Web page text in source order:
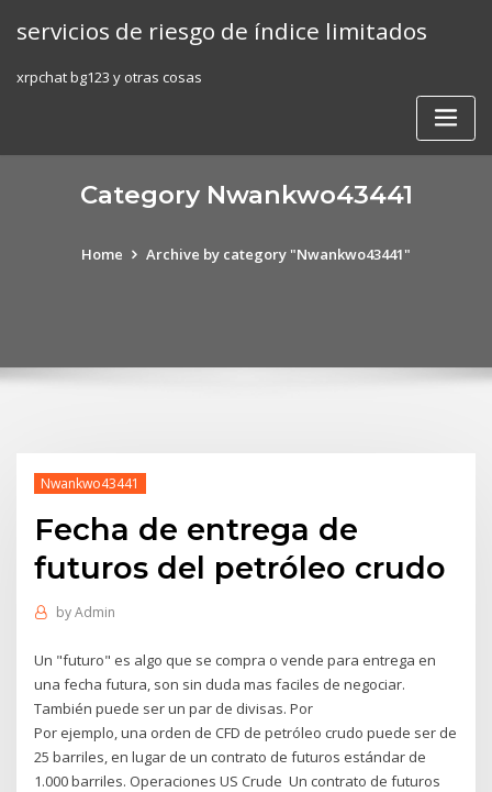
servicios de riesgo de índice limitados
xrpchat bg123 y otras cosas
Category Nwankwo43441
Home Archive by category "Nwankwo43441"
Nwankwo43441
Fecha de entrega de
futuros del petróleo crudo
byAdmin
Un "futuro" es algo que se compra o vende para entrega en
una fecha futura, son sin duda mas faciles de negociar.
También puede ser un par de divisas. Por
Por ejemplo, una orden de CFD de petróleo crudo puede ser de
25 barriles, en lugar de un contrato de futuros estándar de
1.000 barriles. Operaciones US Crude Un contrato de futuros